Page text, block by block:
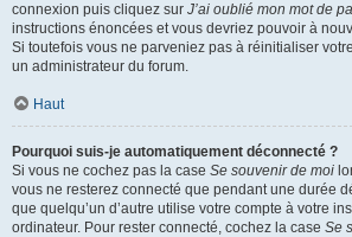
connexion puis cliquez sur J’ai oublié mon mot de
instructions énoncées et vous devriez pouvoir à
Si toutefois vous ne parveniez pas à réinitialiser
un administrateur du forum.
Haut
Pourquoi suis-je automatiquement déconnecté ?
Si vous ne cochez pas la case Se souvenir de moi
vous ne resterez connecté que pendant une durée
que quelqu’un d’autre utilise votre compte à votre
ordinateur. Pour rester connecté, cochez la case Se